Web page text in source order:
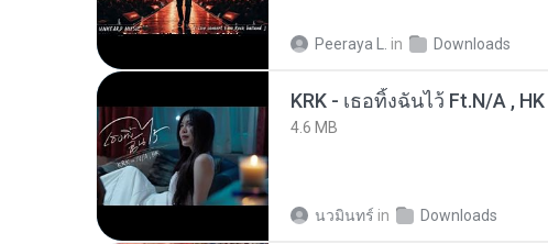
Peeraya L. in Downloads
KRK - เธอทิ้งฉันไว้ Ft.N/A ,
4.6 MB
นวมินทร์ in Downloads